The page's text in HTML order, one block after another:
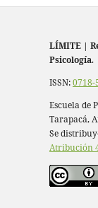
LÍMITE |
Psicología.
ISSN:0718-
Escuela de
Tarapacá,
Se
Atribución